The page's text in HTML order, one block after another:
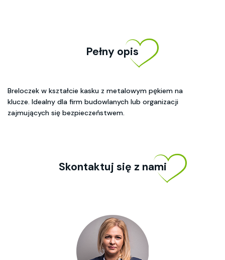
Pełny opis
Breloczek w kształcie kasku z metalowym pękiem na
klucze. Idealny dla firm budowlanych lub organizacji
zajmujących się bezpieczeństwem.
Skontaktuj się z nami